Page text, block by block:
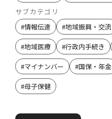
サブカテゴリ
#情報伝達 #地域振興・交流
#地域医療 #行政内手続き
#マイナンバー #国保・年金
#母子保健